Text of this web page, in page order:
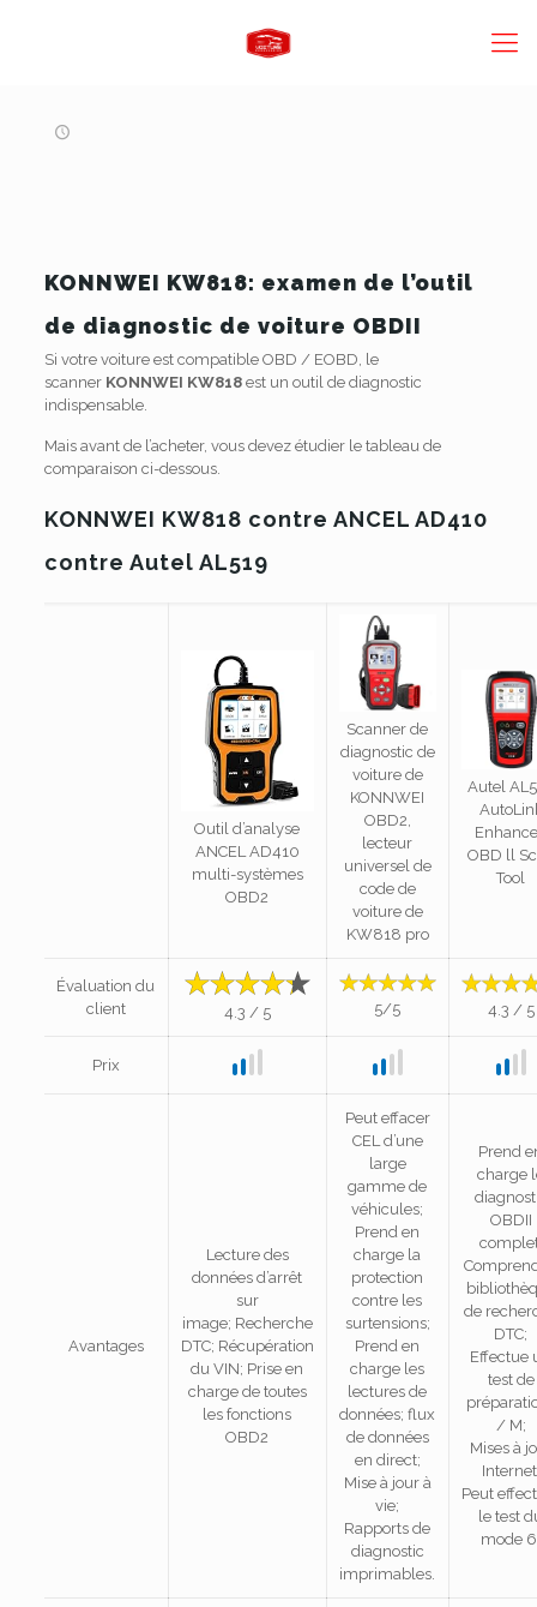
KONNWEI KW818: examen de l’outil
de diagnostic de voiture OBDII
Si votre voiture est compatible OBD / EOBD, le
scanner KONNWEI KW818est un outil de diagnostic
indispensable.
Mais avant de l’acheter, vous devez étudier le tableau de
comparaison ci-dessous.
KONNWEI KW818 contre ANCEL AD410
contre Autel AL519
Outil d’analyse
ANCEL AD410
multi-systèmes
OBD2
Scanner de
diagnostic de
voiture de
KONNWEI
OBD2,
lecteur
universel de
code de
voiture de
KW818 pro
Autel
OBD ll
Tool
Évaluation du
client
4.3 / 5 5/5 4.3 / 5
Prix
Avantages
Lecture des
données d’arrêt
sur
image; Recherche
DTC; Récupération
du VIN; Prise en
charge de toutes
les fonctions
OBD2
Peut effacer
CEL d’une
large
gamme de
véhicules;
Prend en
charge la
protection
contre les
surtensions;
Prend en
charge les
lectures de
données; flux
de données
en direct;
Mise à jour à
vie;
Rapports de
diagnostic
imprimables.
Prend
charge
OBDII
de
DTC;
Effectue
test de
/ M;
Mises à
Peut
le test
mode